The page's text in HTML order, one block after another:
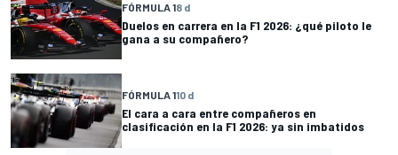
FÓRMULA 18 d
Duelos en carrera en la F1 2026: ¿qué piloto le
gana a su compañero?
FÓRMULA 110 d
El cara a cara entre compañeros en
clasificación en la F1 2026: ya sin imbatidos